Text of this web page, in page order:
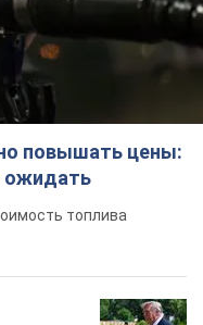
повышать цены:
ожидать
топлива